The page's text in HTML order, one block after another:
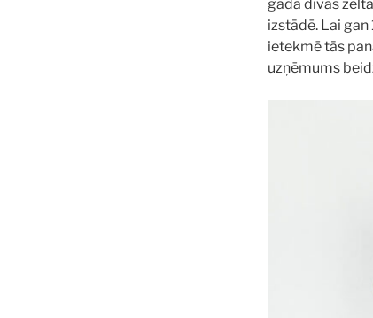
gadā divas
izstādē. Lai
ietekmē tās
uzņēmums